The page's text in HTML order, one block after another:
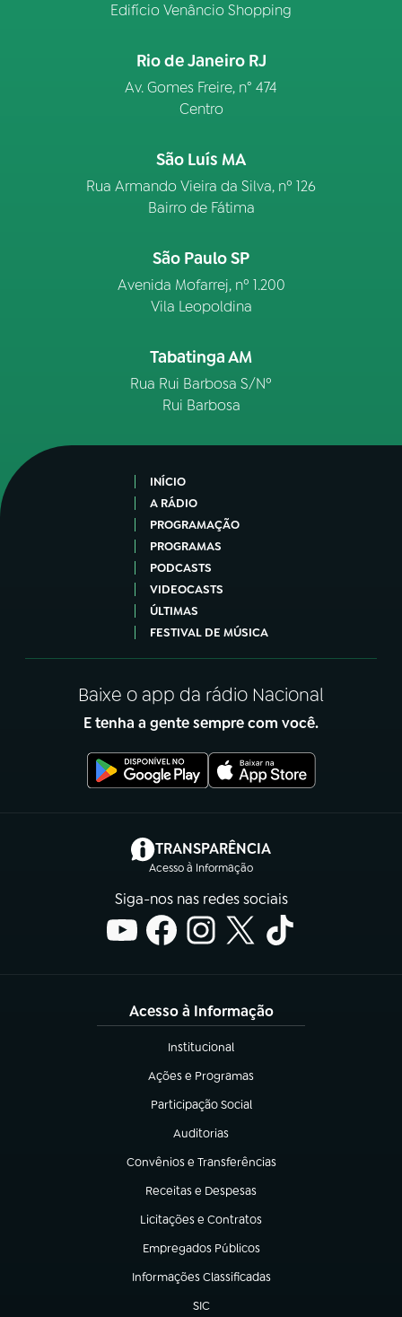
Edifício Venâncio Shopping
Rio de Janeiro RJ
Av. Gomes Freire, n° 474
Centro
São Luís MA
Rua Armando Vieira da Silva, nº 126
Bairro de Fátima
São Paulo SP
Avenida Mofarrej, nº 1.200
Vila Leopoldina
Tabatinga AM
Rua Rui Barbosa S/Nº
Rui Barbosa
INÍCIO
A RÁDIO
PROGRAMAÇÃO
PROGRAMAS
PODCASTS
VIDEOCASTS
ÚLTIMAS
FESTIVAL DE MÚSICA
Baixe o app da rádio Nacional
E tenha a gente sempre com você.
TRANSPARÊNCIA
Acesso à Informação
(abre em nova aba)
Siga-nos nas redes sociais
Acesso à Informação
Institucional
(abre em nova aba)
Ações e Programas
(abre em nova aba)
Participação Social
(abre em nova aba)
Auditorias
(abre em nova aba)
Convênios e Transferências
(abre em nova aba)
Receitas e Despesas
(abre em nova aba)
Licitações e Contratos
(abre em nova aba)
Empregados Públicos
(abre em nova aba)
Informações Classificadas
(abre em nova aba)
SIC
(abre em nova aba)